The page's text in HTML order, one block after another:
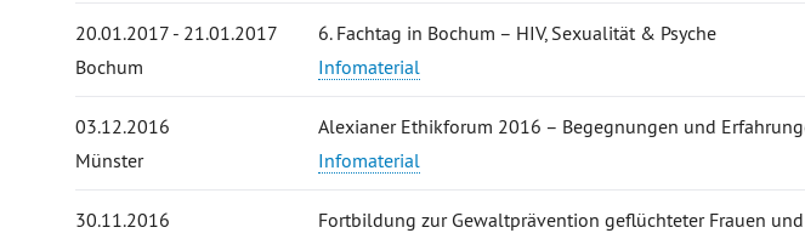
20.01.2017 - 21.01.2017
Bochum
6. Fachtag in Bochum – HIV, Sexualität & Psyche
Infomaterial
03.12.2016
Münster
Alexianer Ethikforum 2016 – Begegnungen und
Infomaterial
30.11.2016
Fortbildung zur Gewaltprävention geflüchteter Frauen